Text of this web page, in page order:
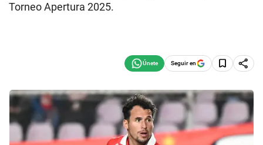
Torneo Apertura 2025.
Seguir en